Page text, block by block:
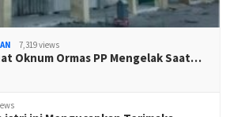
7,319 views
Oknum Ormas PP Mengelak Saat…